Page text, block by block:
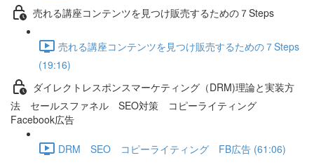
売れる講座コンテンツを見つけ販売するための７Steps
売れる講座コンテンツを見つけ販売するための７Steps
(19:16)
ダイレクトレスポンスマーケティング（DRM)理論と実装方
法 セールスファネル SEO対策 コピーライティング
Facebook広告
DRM SEO コピーライティング FB広告 (61:06)